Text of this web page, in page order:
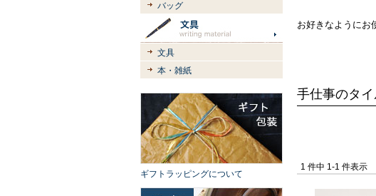
バッグ
文具
本・雑紙
ギフトラッピングについて
お好きなようにお
手仕事のタ
1 件中 1-1 件表示